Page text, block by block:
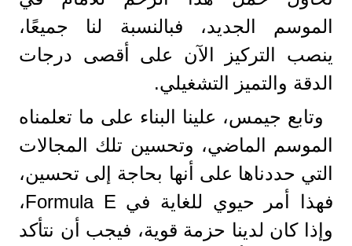
الموسم الجديد، فبالنسبة لنا جميعًا،
ينصب التركيز الآن على أقصى درجات
الدقة والتميز التشغيلي.
وتابع جيمس، علينا البناء على ما تعلمناه
الموسم الماضي، وتحسين تلك المجالات
التي حددناها على أنها بحاجة إلى تحسين،
فهذا أمر حيوي للغاية في Formula E،
وإذا كان لدينا حزمة قوية، فيجب أن نتأكد